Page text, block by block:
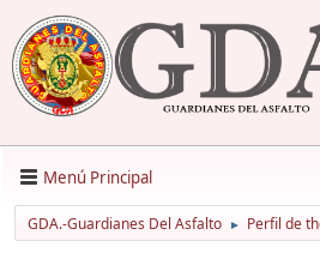
Menú Principal
GDA.-Guardianes Del Asfalto ► Perfil de